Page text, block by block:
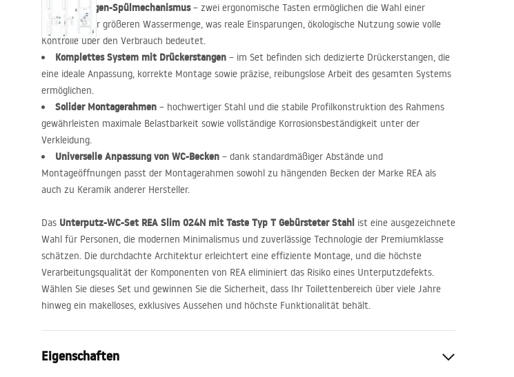
Zweimengen-Spülmechanismus– zwei ergonomische Tasten ermöglichen die Wahl einer
kleineren oder größeren Wassermenge, was reale Einsparungen, ökologische Nutzung sowie volle
Kontrolle über den Verbrauch bedeutet.
Komplettes System mit Drückerstangen – im Set befinden sich dedizierte Drückerstangen, die
eine ideale Anpassung, korrekte Montage sowie präzise, reibungslose Arbeit des gesamten Systems
ermöglichen.
Solider Montagerahmen – hochwertiger Stahl und die stabile Profilkonstruktion des Rahmens
gewährleisten maximale Belastbarkeit sowie vollständige Korrosionsbeständigkeit unter der
Verkleidung.
Universelle Anpassung von WC-Becken – dank standardmäßiger Abstände und
Montageöffnungen passt der Montagerahmen sowohl zu hängenden Becken der Marke REA als
auch zu Keramik anderer Hersteller.
Das Unterputz-WC-Set REA Slim 024N mit Taste Typ T Gebürsteter Stahl ist eine ausgezeichnete
Wahl für Personen, die modernen Minimalismus und zuverlässige Technologie der Premiumklasse
schätzen. Die durchdachte Architektur erleichtert eine effiziente Montage, und die höchste
Verarbeitungsqualität der Komponenten von REA eliminiert das Risiko eines Unterputzdefekts.
Wählen Sie dieses Set und gewinnen Sie die Sicherheit, dass Ihr Toilettenbereich über viele Jahre
hinweg ein makelloses, exklusives Aussehen und höchste Funktionalität behält.
Eigenschaften